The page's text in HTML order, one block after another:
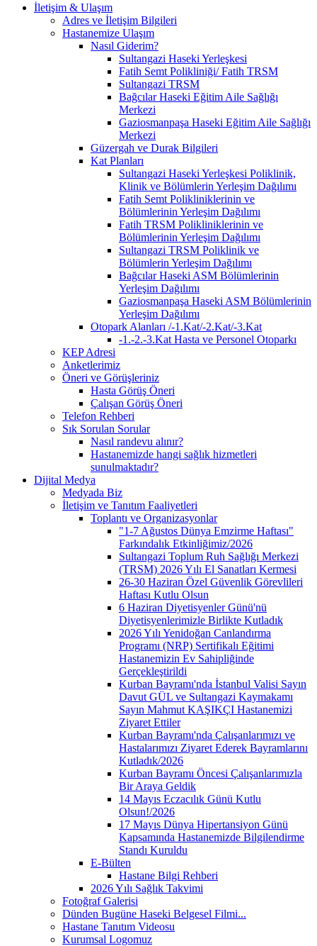
İletişim & Ulaşım
Adres ve İletişim Bilgileri
Hastanemize Ulaşım
Nasıl Giderim?
Sultangazi Haseki Yerleşkesi
Fatih Semt Polikliniği/ Fatih TRSM
Sultangazi TRSM
Bağcılar Haseki Eğitim Aile Sağlığı
Merkezi
Gaziosmanpaşa Haseki Eğitim Aile Sağlığı
Merkezi
Güzergah ve Durak Bilgileri
Kat Planları
Sultangazi Haseki Yerleşkesi Poliklinik,
Klinik ve Bölümlerin Yerleşim Dağılımı
Fatih Semt Polikliniklerinin ve
Bölümlerinin Yerleşim Dağılımı
Fatih TRSM Polikliniklerinin ve
Bölümlerinin Yerleşim Dağılımı
Sultangazi TRSM Poliklinik ve
Bölümlerin Yerleşim Dağılımı
Bağcılar Haseki ASM Bölümlerinin
Yerleşim Dağılımı
Gaziosmanpaşa Haseki ASM Bölümlerinin
Yerleşim Dağılımı
Otopark Alanları /-1.Kat/-2.Kat/-3.Kat
-1.-2.-3.Kat Hasta ve Personel Otoparkı
KEP Adresi
Anketlerimiz
Öneri ve Görüşleriniz
Hasta Görüş Öneri
Çalışan Görüş Öneri
Telefon Rehberi
Sık Sorulan Sorular
Nasıl randevu alınır?
Hastanemizde hangi sağlık hizmetleri
sunulmaktadır?
Dijital Medya
Medyada Biz
İletişim ve Tanıtım Faaliyetleri
Toplantı ve Organizasyonlar
"1-7 Ağustos Dünya Emzirme Haftası"
Farkındalık Etkinliğimiz/2026
Sultangazi Toplum Ruh Sağlığı Merkezi
(TRSM) 2026 Yılı El Sanatları Kermesi
26-30 Haziran Özel Güvenlik Görevlileri
Haftası Kutlu Olsun
6 Haziran Diyetisyenler Günü'nü
Diyetisyenlerimizle Birlikte Kutladık
2026 Yılı Yenidoğan Canlandırma
Programı (NRP) Sertifikalı Eğitimi
Hastanemizin Ev Sahipliğinde
Gerçekleştirildi
Kurban Bayramı'nda İstanbul Valisi Sayın
Davut GÜL ve Sultangazi Kaymakamı
Sayın Mahmut KAŞIKÇI Hastanemizi
Ziyaret Ettiler
Kurban Bayramı'nda Çalışanlarımızı ve
Hastalarımızı Ziyaret Ederek Bayramlarını
Kutladık/2026
Kurban Bayramı Öncesi Çalışanlarımızla
Bir Araya Geldik
14 Mayıs Eczacılık Günü Kutlu
Olsun!/2026
17 Mayıs Dünya Hipertansiyon Günü
Kapsamında Hastanemizde Bilgilendirme
Standı Kuruldu
E-Bülten
Hastane Bilgi Rehberi
2026 Yılı Sağlık Takvimi
Fotoğraf Galerisi
Dünden Bugüne Haseki Belgesel Filmi...
Hastane Tanıtım Videosu
Kurumsal Logomuz